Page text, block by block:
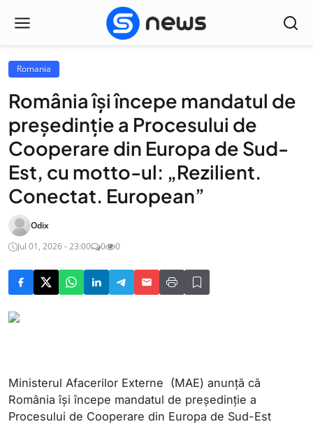
Romania
România își începe mandatul de
președinție a Procesului de
Cooperare din Europa de Sud-
Est, cu motto-ul: „Rezilient.
Conectat. European”
Odix
Jul 01, 2026 - 23:00
0 0
Ministerul Afacerilor Externe (MAE) anunță că
România își începe mandatul de preşedinţie a
Procesului de Cooperare din Europa de Sud-Est